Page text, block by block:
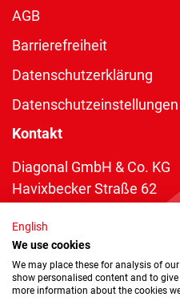
AGB
Barrierefreiheit
Datenschutzerklärung
Datenschutzeinstellungen
Kontakt
Diagonal GmbH & Co. KG
Havixbecker Straße 62
Telefon:+49 2534 970 216
Telefax: +49 2534 970 116
info@diagonal.de
English
We use cookies
We may place these for analysis of
show personalised content and to
more information about the cookies